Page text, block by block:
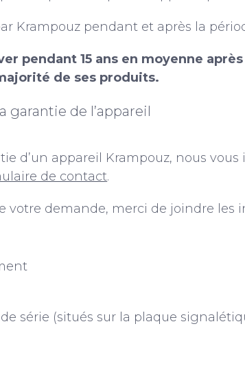
Krampouz pendant et après la
pendant 15 ans en moyenne
de ses produits.
de l’appareil
d’un appareil Krampouz, nous
de contact.
votre demande, merci de joindre les
série (situés sur la plaque